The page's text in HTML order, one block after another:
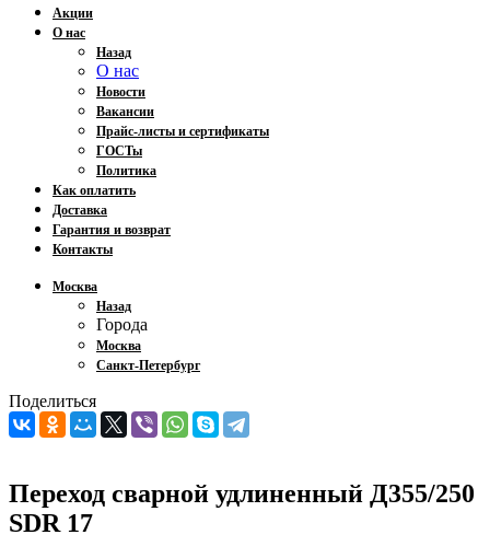
Акции
О нас
Назад
О нас
Новости
Вакансии
Прайс-листы и сертификаты
ГОСТы
Политика
Как оплатить
Доставка
Гарантия и возврат
Контакты
Москва
Назад
Города
Москва
Санкт-Петербург
Поделиться
Переход сварной удлиненный Д355/250
SDR 17